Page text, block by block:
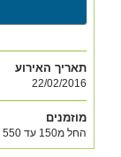
תאריך האירוע
22/02/2016
מוזמנים
החל מ150 עד 550 מוזמנים